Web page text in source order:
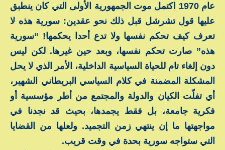
عام 1970 اكتمل موت الجمهورية الأولى التي كان ينطبق
عليها قول تشرشل قبل ذلك نحو عقدين: سورية هذه لا
تعرف كيف تحكم نفسها ولا تدع أحدا يحكمها! “سورية
هذه” صارت تحكم نفسها، وبعد حين غيرها. لكن ليس
دون إلغاء تام للحياة السياسية الداخلية، الأمر الذي لا يحل
المشكلة المضمنة في كلام السياسي البريطاني الشهير،
أي تفلّت الكيان والدولة والمجتمع من أطر مؤسسية أو
فكرية جامعة، بل فقط يجمدها، بحيث قد نجدنا في
مواجهتها ما إن ينتهي زمن التجميد. ولعلها من القضايا
التي ستواجه سورية بحدة في وقت قريب.